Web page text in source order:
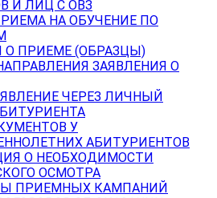
И ЛИЦ С ОВЗ
НА ОБУЧЕНИЕ ПО
О ПРИЕМЕ (ОБРАЗЦЫ)
ЗАЯВЛЕНИЯ О
ЧЕРЕЗ ЛИЧНЫЙ
У
АБИТУРИЕНТОВ
О НЕОБХОДИМОСТИ
ОСМОТРА
ПРИЕМНЫХ КАМПАНИЙ